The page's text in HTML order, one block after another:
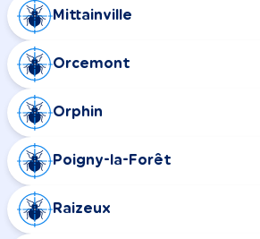
Mittainville
Orcemont
Orphin
Poigny-la-Forêt
Raizeux